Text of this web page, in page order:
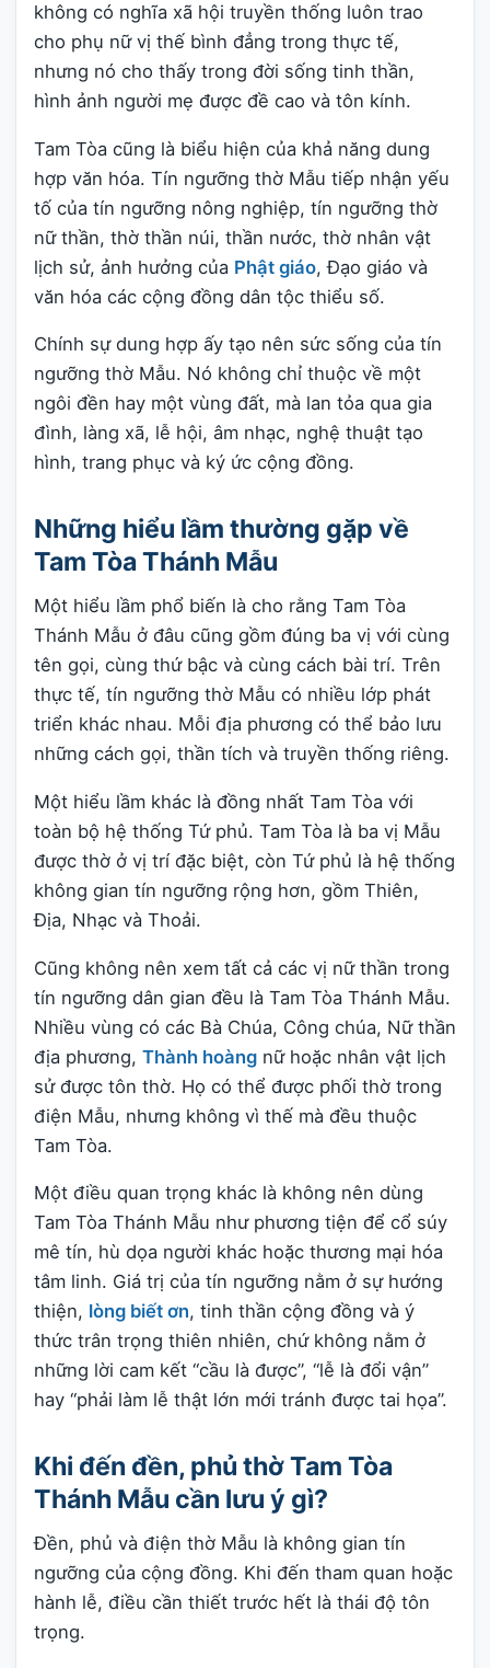
không có nghĩa xã hội truyền thống luôn trao
cho phụ nữ vị thế bình đẳng trong thực tế,
nhưng nó cho thấy trong đời sống tinh thần,
hình ảnh người mẹ được đề cao và tôn kính.
Tam Tòa cũng là biểu hiện của khả năng dung
hợp văn hóa. Tín ngưỡng thờ Mẫu tiếp nhận yếu
tố của tín ngưỡng nông nghiệp, tín ngưỡng thờ
nữ thần, thờ thần núi, thần nước, thờ nhân vật
lịch sử, ảnh hưởng của Phật giáo, Đạo giáo và
văn hóa các cộng đồng dân tộc thiểu số.
Chính sự dung hợp ấy tạo nên sức sống của tín
ngưỡng thờ Mẫu. Nó không chỉ thuộc về một
ngôi đền hay một vùng đất, mà lan tỏa qua gia
đình, làng xã, lễ hội, âm nhạc, nghệ thuật tạo
hình, trang phục và ký ức cộng đồng.
Những hiểu lầm thường gặp về
Tam Tòa Thánh Mẫu
Một hiểu lầm phổ biến là cho rằng Tam Tòa
Thánh Mẫu ở đâu cũng gồm đúng ba vị với cùng
tên gọi, cùng thứ bậc và cùng cách bài trí. Trên
thực tế, tín ngưỡng thờ Mẫu có nhiều lớp phát
triển khác nhau. Mỗi địa phương có thể bảo lưu
những cách gọi, thần tích và truyền thống riêng.
Một hiểu lầm khác là đồng nhất Tam Tòa với
toàn bộ hệ thống Tứ phủ. Tam Tòa là ba vị Mẫu
được thờ ở vị trí đặc biệt, còn Tứ phủ là hệ thống
không gian tín ngưỡng rộng hơn, gồm Thiên,
Địa, Nhạc và Thoải.
Cũng không nên xem tất cả các vị nữ thần trong
tín ngưỡng dân gian đều là Tam Tòa Thánh Mẫu.
Nhiều vùng có các Bà Chúa, Công chúa, Nữ thần
địa phương, Thành hoàng nữ hoặc nhân vật lịch
sử được tôn thờ. Họ có thể được phối thờ trong
điện Mẫu, nhưng không vì thế mà đều thuộc
Tam Tòa.
Một điều quan trọng khác là không nên dùng
Tam Tòa Thánh Mẫu như phương tiện để cổ súy
mê tín, hù dọa người khác hoặc thương mại hóa
tâm linh. Giá trị của tín ngưỡng nằm ở sự hướng
thiện, lòng biết ơn, tinh thần cộng đồng và ý
thức trân trọng thiên nhiên, chứ không nằm ở
những lời cam kết “cầu là được”, “lễ là đổi vận”
hay “phải làm lễ thật lớn mới tránh được tai họa”.
Khi đến đền, phủ thờ Tam Tòa
Thánh Mẫu cần lưu ý gì?
Đền, phủ và điện thờ Mẫu là không gian tín
ngưỡng của cộng đồng. Khi đến tham quan hoặc
hành lễ, điều cần thiết trước hết là thái độ tôn
trọng.